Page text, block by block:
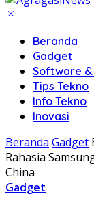
Beranda
Gadget
Software
Tips Tekno
Info Tekno
Inovasi
Beranda Gadget
Rahasia
China
Gadget